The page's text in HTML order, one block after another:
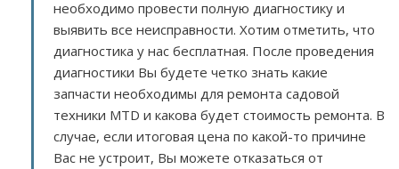
необходимо провести полную диагностику и
выявить все неисправности. Хотим отметить, что
диагностика у нас бесплатная. После проведения
диагностики Вы будете четко знать какие
запчасти необходимы для ремонта садовой
техники MTD и какова будет стоимость ремонта. В
случае, если итоговая цена по какой-то причине
Вас не устроит, Вы можете отказаться от